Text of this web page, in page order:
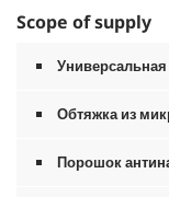
Scope of supply
Обтяжка из
Порошок